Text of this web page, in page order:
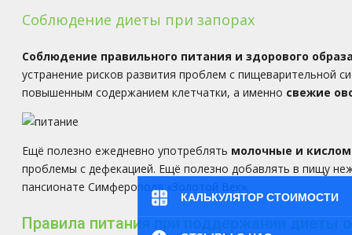
КАЛЬКУЛЯТОР СТОИМОСТИ
Соблюдение диеты при запорах
Соблюдение правильного питания и здорового
устранение рисков развития проблем с пищеварительной
повышенным содержанием клетчатки, а именно свежие
Ещё полезно ежедневно употреблять молочные и
проблемы с дефекацией. Ещё полезно добавлять в пищу
пансионате Симферополя «Золотой Век».
Правила питания при поддержании диеты